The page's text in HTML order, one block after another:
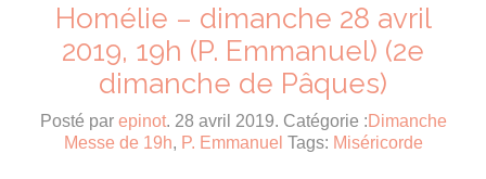
Homélie – dimanche 28 avril
2019, 19h (P. Emmanuel) (2e
dimanche de Pâques)
Posté par epinot. 28 avril 2019. Catégorie : Dimanche
Messe de 19h, P. Emmanuel Tags: Miséricorde